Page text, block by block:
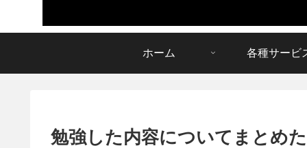
ホーム 各種サービ
勉強した内容についてまとめ